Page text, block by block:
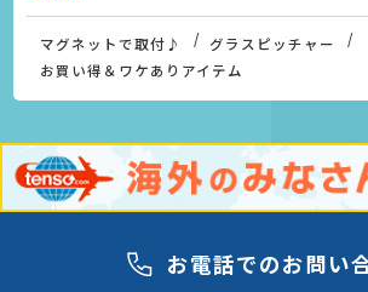
マグネットで取付♪
グラスピッチャー
お買い得＆ワケありアイテム
お電話でのお問い